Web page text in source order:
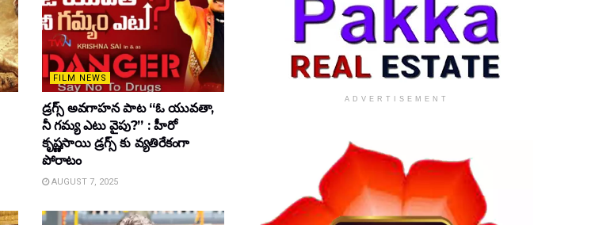
FILM NEWS
డ్రగ్స్ అవగాహన పాట “ఓ యువతా,
నీ గమ్య ఎటు వైపు?” : హీరో
కృష్ణసాయి డ్రగ్స్ కు వ్యతిరేకంగా
పోరాటం
AUGUST 7, 2025
ADVERTISEMENT